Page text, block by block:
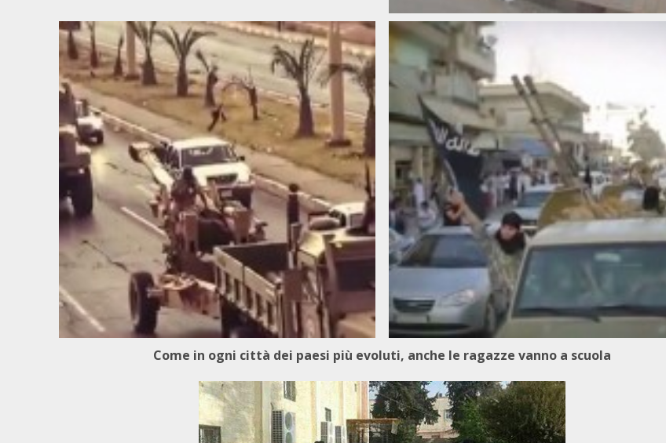
Come in ogni città dei paesi più evoluti, anche le ragazze vanno a scuola